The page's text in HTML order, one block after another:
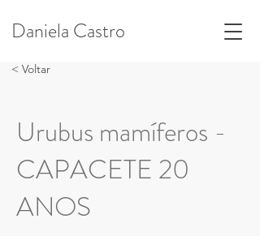
Daniela Castro
< Voltar
Urubus mamíferos -
CAPACETE 20
ANOS